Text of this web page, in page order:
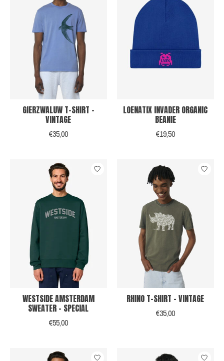
GIERZWALUW T-SHIRT -
VINTAGE
€35,00
LOENATIX INVADER ORGANIC
BEANIE
€19,50
WESTSIDE AMSTERDAM
SWEATER - SPECIAL
€55,00
RHINO T-SHIRT - VINTAGE
€35,00